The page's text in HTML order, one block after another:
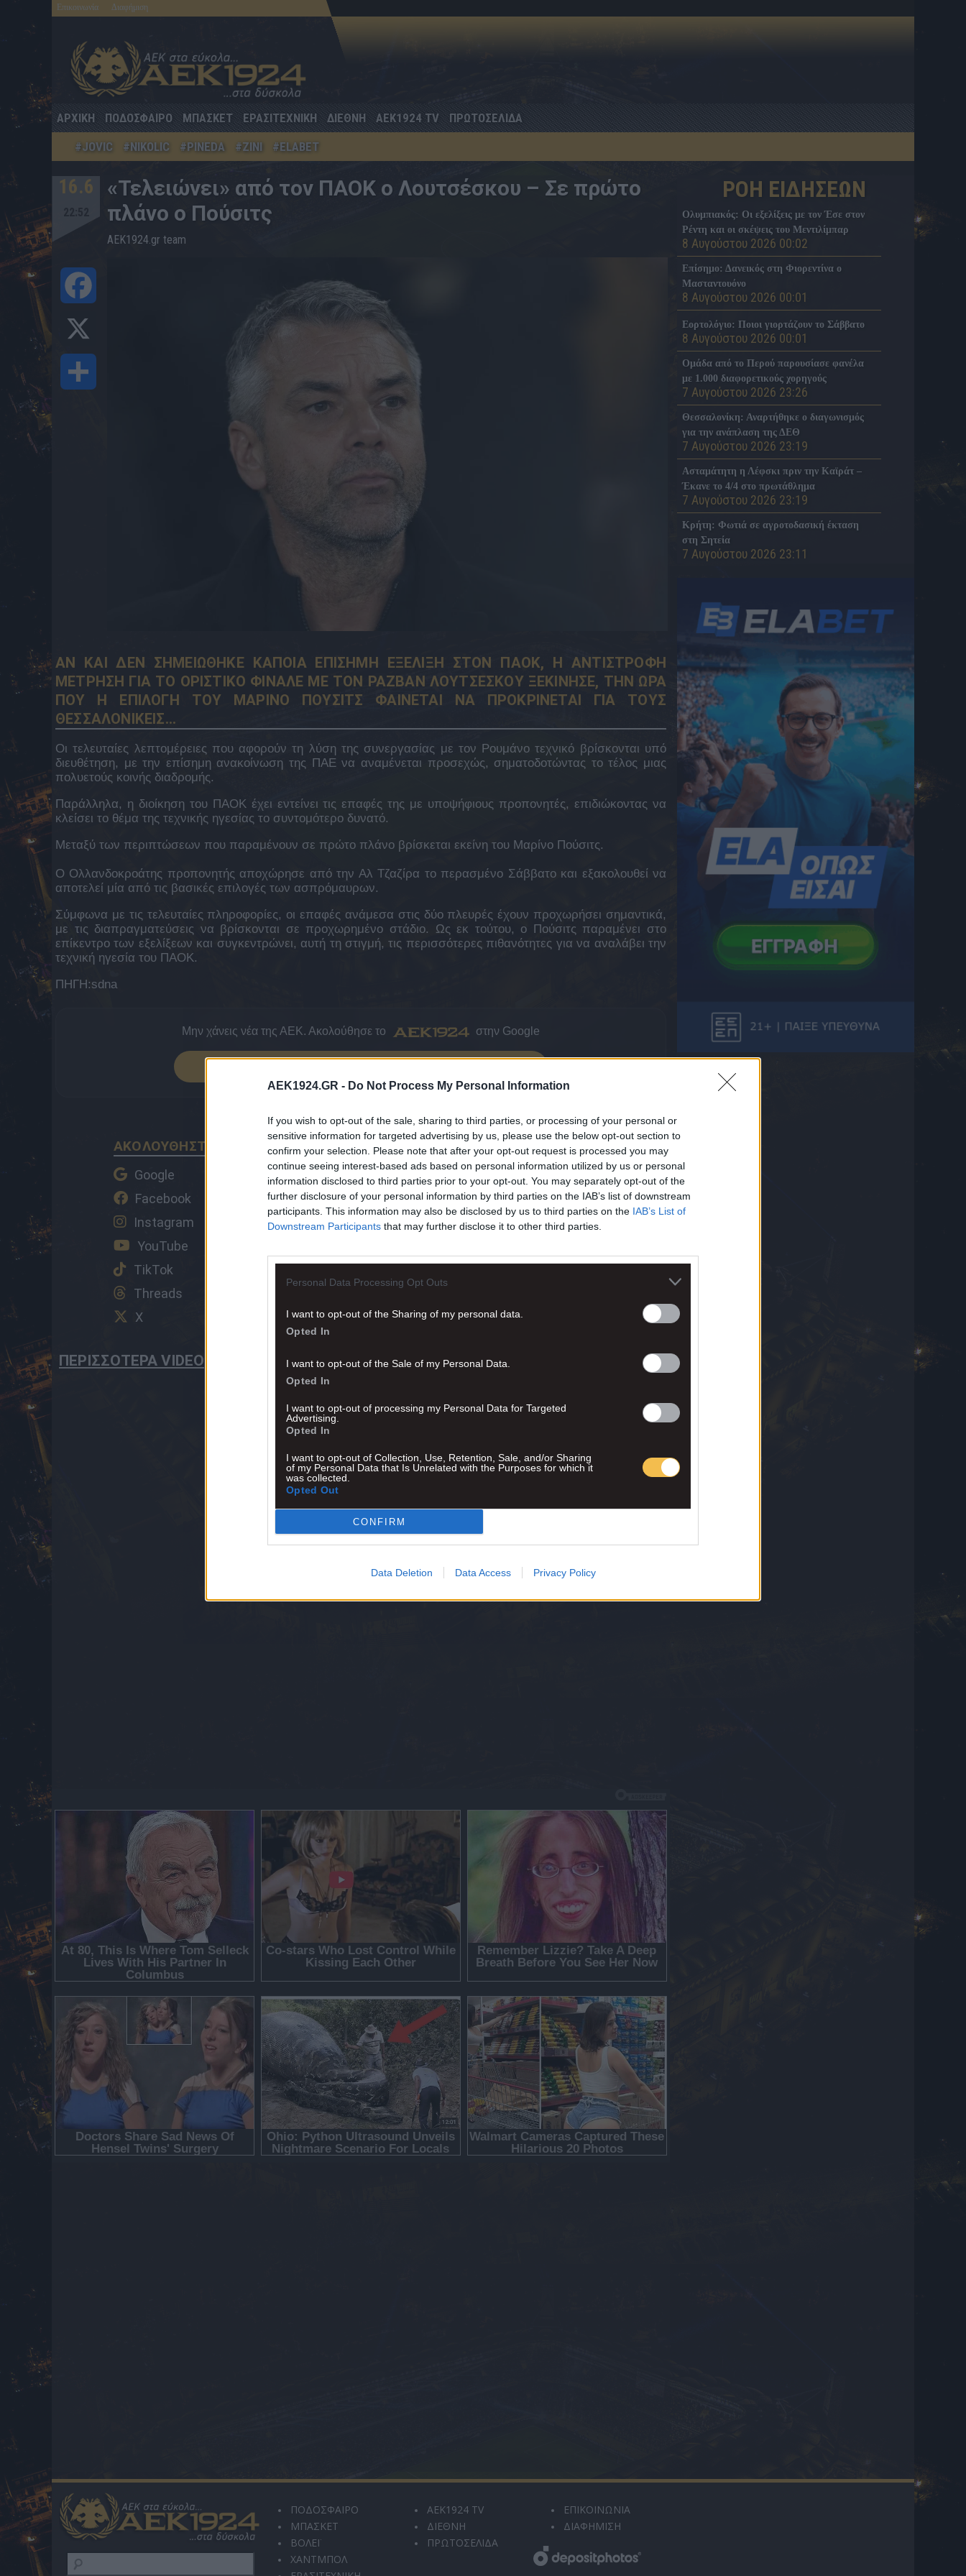
AEK1924.GR - Do Not Process My Personal Information
If you wish to opt-out of the sale, sharing to third parties, or processing of your personal or
sensitive information for targeted advertising by us, please use the below opt-out section to
confirm your selection. Please note that after your opt-out request is processed you may
continue seeing interest-based ads based on personal information utilized by us or personal
information disclosed to third parties prior to your opt-out. You may separately opt-out of the
further disclosure of your personal information by third parties on the IAB’s list of downstream
participants. This information may also be disclosed by us to third parties on the IAB’s List of
Downstream Participants that may further disclose it to other third parties.
Personal Data Processing Opt Outs
I want to opt-out of the Sharing of my personal data.
Opted In
I want to opt-out of the Sale of my Personal Data.
Opted In
I want to opt-out of processing my Personal Data for Targeted
Advertising.
Opted In
I want to opt-out of Collection, Use, Retention, Sale, and/or Sharing
of my Personal Data that Is Unrelated with the Purposes for which it
was collected.
Opted Out
CONFIRM
Data Deletion Data Access Privacy Policy
Επικοινωνία Διαφήμιση
ΑΡΧΙΚΗ ΠΟΔΟΣΦΑΙΡΟ ΜΠΑΣΚΕΤ ΕΡΑΣΙΤΕΧΝΙΚΗ ΔΙΕΘΝΗ AEK1924 TV
ΠΡΩΤΟΣΕΛΙΔΑ
#JOVIC
#NIKOLIC #PINEDA #ZINI #ELABET
16.6
«Τελειώνει» από τον ΠΑΟΚ ο Λουτσέσκου – Σε πρώτο
πλάνο ο Πούσιτς
AEK1924.gr team
ΑΝ ΚΑΙ ΔΕΝ ΣΗΜΕΙΩΘΗΚΕ ΚΑΠΟΙΑ ΕΠΙΣΗΜΗ ΕΞΕΛΙΞΗ ΣΤΟΝ ΠΑΟΚ, Η ΑΝΤΙΣΤΡΟΦΗ
ΜΕΤΡΗΣΗ ΓΙΑ ΤΟ ΟΡΙΣΤΙΚΟ ΦΙΝΑΛΕ ΜΕ ΤΟΝ ΡΑΖΒΑΝ ΛΟΥΤΣΕΣΚΟΥ ΞΕΚΙΝΗΣΕ, ΤΗΝ ΩΡΑ
ΠΟΥ Η ΕΠΙΛΟΓΗ ΤΟΥ ΜΑΡΙΝΟ ΠΟΥΣΙΤΣ ΦΑΙΝΕΤΑΙ ΝΑ ΠΡΟΚΡΙΝΕΤΑΙ ΓΙΑ ΤΟΥΣ
ΘΕΣΣΑΛΟΝΙΚΕΙΣ…
Οι τελευταίες λεπτομέρειες που αφορούν τη λύση της συνεργασίας με τον Ρουμάνο τεχνικό βρίσκονται υπό
διευθέτηση, με την επίσημη ανακοίνωση της ΠΑΕ να αναμένεται προσεχώς, σηματοδοτώντας το τέλος μιας
πολυετούς κοινής διαδρομής.
Παράλληλα, η διοίκηση του ΠΑΟΚ έχει εντείνει τις επαφές της με υποψήφιους προπονητές, επιδιώκοντας να
κλείσει το θέμα της τεχνικής ηγεσίας το συντομότερο δυνατό.
Μεταξύ των περιπτώσεων που παραμένουν σε πρώτο πλάνο βρίσκεται εκείνη του Μαρίνο Πούσιτς.
Ο Ολλανδοκροάτης προπονητής αποχώρησε από την Αλ Τζαζίρα το περασμένο Σάββατο και εξακολουθεί να
αποτελεί μία από τις βασικές επιλογές των ασπρόμαυρων.
Σύμφωνα με τις τελευταίες πληροφορίες, οι επαφές ανάμεσα στις δύο πλευρές έχουν προχωρήσει σημαντικά,
με τις διαπραγματεύσεις να βρίσκονται σε προχωρημένο στάδιο. Ως εκ τούτου, ο Πούσιτς παραμένει στο
επίκεντρο των εξελίξεων και συγκεντρώνει, αυτή τη στιγμή, τις περισσότερες πιθανότητες για να αναλάβει την
τεχνική ηγεσία του ΠΑΟΚ.
ΠΗΓΗ:sdna
Μην χάνεις νέα της ΑΕΚ. Ακολούθησε το στην Google
ΑΚΟΛΟΥΘΗΣΤΕ ΤΟ AEK1924 ΚΑΙ ΜΕΙΝΕΤΕ ΕΝΗΜΕΡΩΜΕΝΟΙ
Google
Facebook
Instagram
YouTube
TikTok
Threads
X
ΠΕΡΙΣΣΟΤΕΡΑ VIDEO
ΡΟΗ ΕΙΔΗΣΕΩΝ
Ολυμπιακός: Οι εξελίξεις με τον Έσε στον
Ρέντη και οι σκέψεις του Μεντιλίμπαρ
8 Αυγούστου 2026 00:02
Επίσημο: Δανεικός στη Φιορεντίνα ο
Μασταντουόνο
8 Αυγούστου 2026 00:01
Εορτολόγιο: Ποιοι γιορτάζουν το Σάββατο
8 Αυγούστου 2026 00:01
Ομάδα από το Περού παρουσίασε φανέλα
με 1.000 διαφορετικούς χορηγούς
7 Αυγούστου 2026 23:26
Θεσσαλονίκη: Αναρτήθηκε ο διαγωνισμός
για την ανάπλαση της ΔΕΘ
7 Αυγούστου 2026 23:19
Ασταμάτητη η Λέφσκι πριν την Καϊράτ –
Έκανε το 4/4 στο πρωτάθλημα
7 Αυγούστου 2026 23:19
Κρήτη: Φωτιά σε αγροτοδασική έκταση
στη Σητεία
7 Αυγούστου 2026 23:11
ΠΑΟΚ: Το μήνυμα του Δικεφάλου στον
Σουαλιό Μεϊτέ έπειτα από το χειρουργείο
7 Αυγούστου 2026 22:26
Αστέρας AKTOR: Οι Αρκάδες επιβλήθηκαν
με 2-0 του Πύργου σε φιλική αναμέτρηση
στην Τρίπολη
7 Αυγούστου 2026 22:10
Ραντεβού Ηλιόπουλου, Ριμπάλτα και
Νίκολιτς για όλα τα «καυτά» θέματα
7 Αυγούστου 2026 22:00
Ηρακλής, μεταγραφές: Ο Γηραιός
ενδιαφέρεται για τον Ντάμε Γκέιγ, συμφώνα
με γαλλικό δημοσίευμα
7 Αυγούστου 2026 21:59
Πυροσβέστες Λακωνίας: Καταγγέλλουν
μετακίνηση πυροσβεστικού οχήματος 60
ετών στο Πόρτο Γερμενό
Παίρνει τον Ρούλι από τη Μαρσέιγ η
Μάντσεστερ Σίτι
7 Αυγούστου 2026 21:25
ο Μεϊτέ
7 Αυγούστου 2026 21:13
μεταγραφικό παζάρι για να κλείσει το
ρόστερ του
7 Αυγούστου 2026 20:58
ΠΑΟΚ, μεταγραφές: Η Ντόρτμουντ
ενδιαφέρεται για τον Κωνσταντέλια και τον
παρακολουθεί στενά σύμφωνα με το Kicker
7 Αυγούστου 2026 20:34
μετά την ιστορική κατάκτηση
ΠΟΔΟΣΦΑΙΡΟ
ΜΠΑΣΚΕΤ
ΒΟΛΕΪ
ΧΑΝΤΜΠΟΛ
AEK1924 TV
ΔΙΕΘΝΗ
ΠΡΩΤΟΣΕΛΙΔΑ
ΕΠΙΚΟΙΝΩΝΙΑ
ΔΙΑΦΗΜΙΣΗ